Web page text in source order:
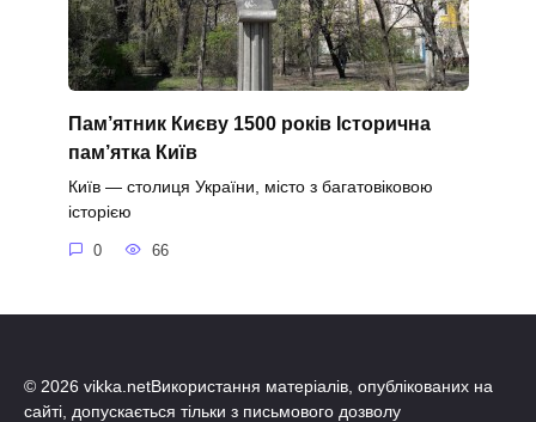
Пам’ятник Києву 1500 років Історична
пам’ятка Київ
Київ — столиця України, місто з багатовіковою
історією
0 66
© 2026 vikka.netВикористання матеріалів, опублікованих на
сайті, допускається тільки з письмового дозволу